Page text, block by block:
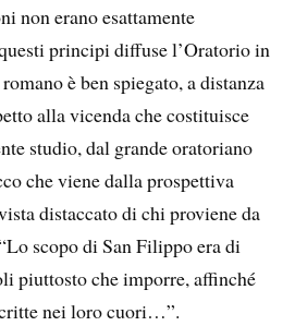
non erano esattamente
principi diffuse l’Oratorio in
è ben spiegato, a distanza
alla vicenda che costituisce
studio, dal grande oratoriano
che viene dalla prospettiva
distaccato di chi proviene da
scopo di San Filippo era di
piuttosto che imporre, affinché
nei loro cuori…”.